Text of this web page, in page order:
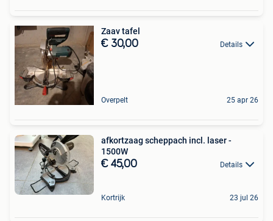
Zaav tafel
€ 30,00 Details
Overpelt 25 apr 26
afkortzaag scheppach incl. laser -
1500W
€ 45,00 Details
Kortrijk 23 jul 26